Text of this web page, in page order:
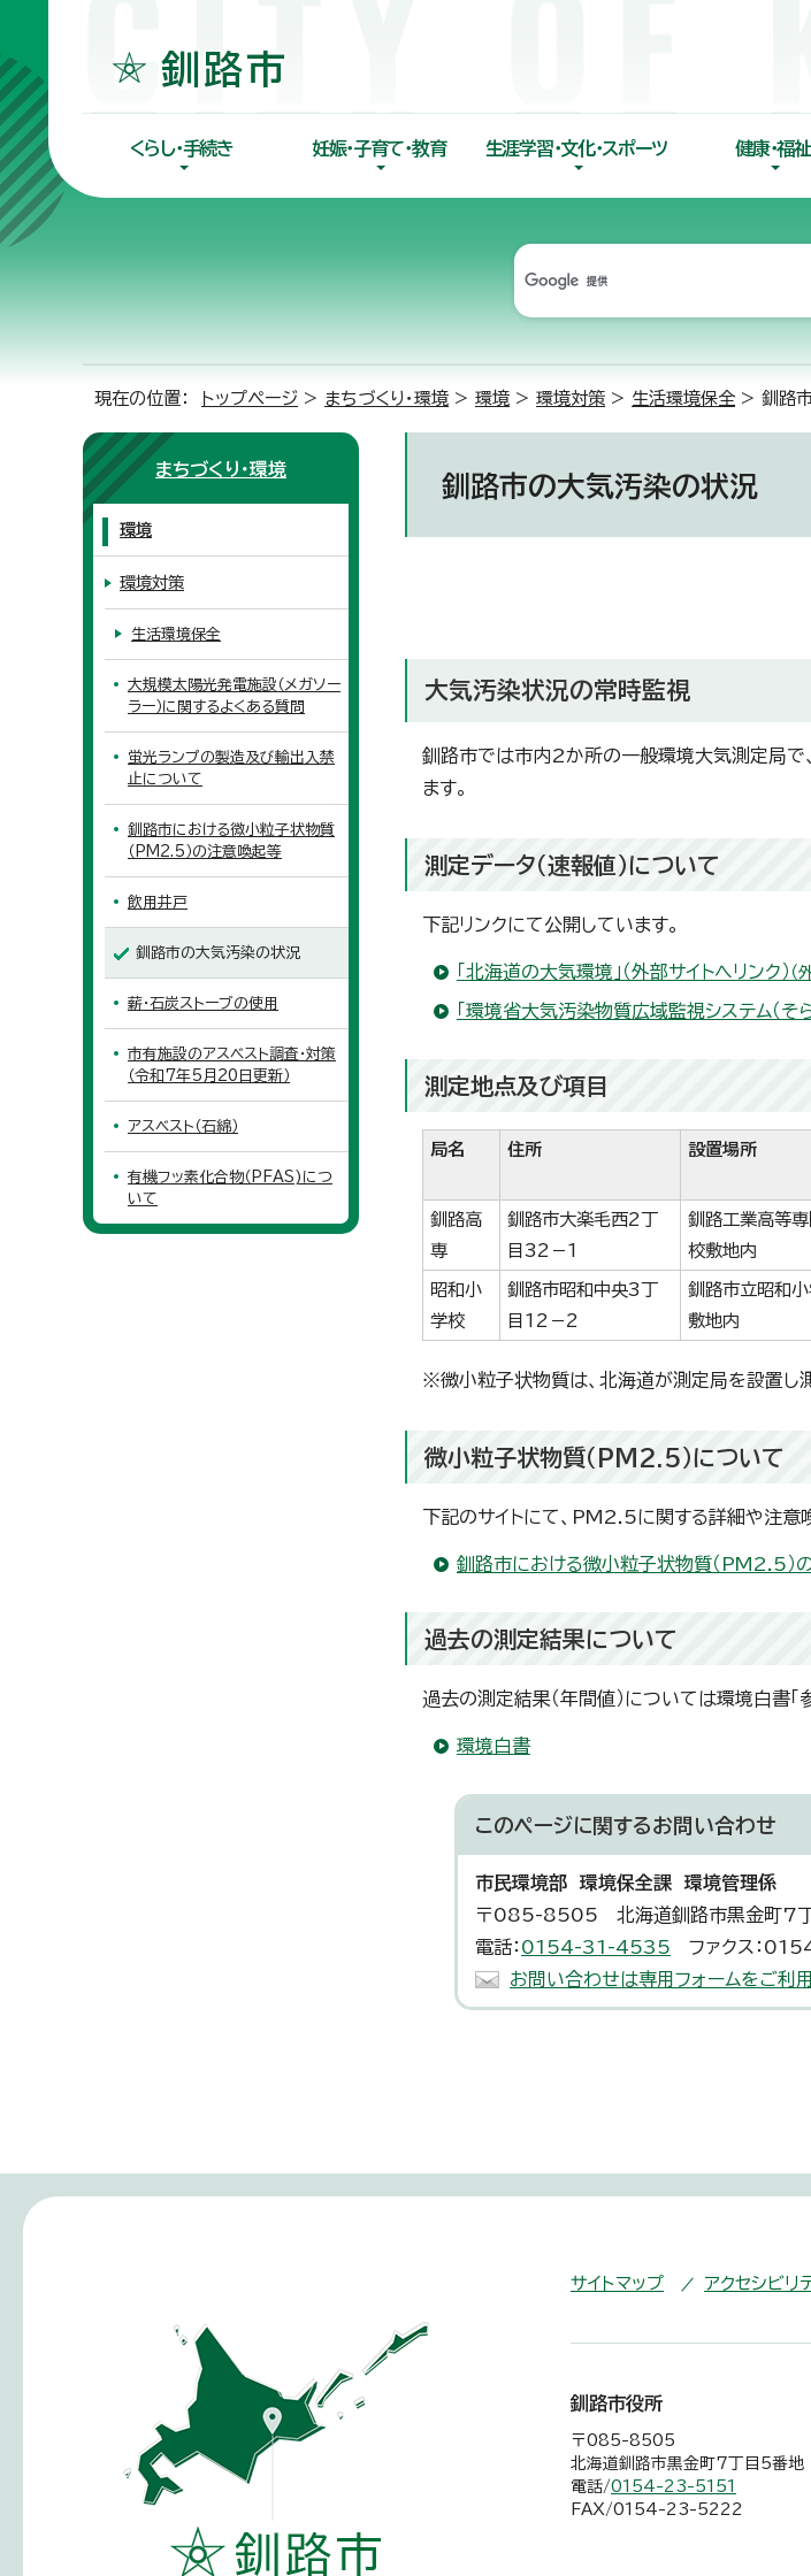
くらし・手続き 妊娠・子育て・教育 生涯学習・文化・スポーツ 健康・福祉
現在の位置： トップページ > まちづくり・環境 > 環境 > 環境対策 > 生活環境保全 > 釧路
釧路市の大気汚染の状況
大気汚染状況の常時監視
釧路市では市内2か所の一般環境大気測定局で
ます。
測定データ（速報値）について
下記リンクにて公開しています。
「北海道の大気環境」（外部サイトへリンク） （
「環境省大気汚染物質広域監視システム（そら
測定地点及び項目
局名 住所 設置場所
釧路高
専
釧路市大楽毛西2丁
目32－1
釧路工業高等
校敷地内
昭和小
学校
釧路市昭和中央3丁
目12－2
釧路市立昭和
敷地内
※微小粒子状物質は、北海道が測定局を設置し
微小粒子状物質（PM2.5）について
下記のサイトにて、PM2.5に関する詳細や注意
釧路市における微小粒子状物質（PM2.5）
過去の測定結果について
過去の測定結果（年間値）については環境白書
環境白書
このページに関するお問い合わせ
市民環境部 環境保全課 環境管理係
〒085-8505 北海道釧路市黒金町7
電話： 0154-31-4535 ファクス：
お問い合わせは専用フォームをご利用
まちづくり・環境
環境
環境対策
生活環境保全
大規模太陽光発電施設（メガソー
ラー）に関するよくある質問
蛍光ランプの製造及び輸出入禁
止について
釧路市における微小粒子状物質
（PM2.5）の注意喚起等
飲用井戸
釧路市の大気汚染の状況
薪・石炭ストーブの使用
市有施設のアスベスト調査・対策
（令和7年5月20日更新）
アスベスト（石綿）
有機フッ素化合物（PFAS)につ
いて
サイトマップ アクセシビリ
釧路市役所
〒085-8505
北海道釧路市黒金町7丁目5番地
電話/0154-23-5151
FAX/0154-23-5222